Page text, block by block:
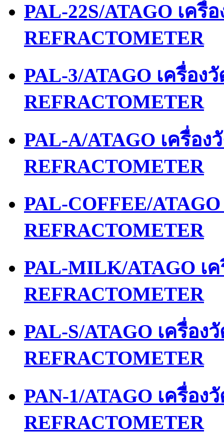
PAL-22S/ATAGO เครื่
REFRACTOMETER
PAL-3/ATAGO เครื่อ
REFRACTOMETER
PAL-A/ATAGO เครื่อ
REFRACTOMETER
PAL-COFFEE/
REFRACTOMETER
PAL-MILK/ATAGO เ
REFRACTOMETER
PAL-S/ATAGO เครื่อ
REFRACTOMETER
PAN-1/ATAGO เครื่อ
REFRACTOMETER